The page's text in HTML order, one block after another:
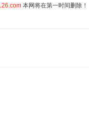
本网将在第一时间删除！